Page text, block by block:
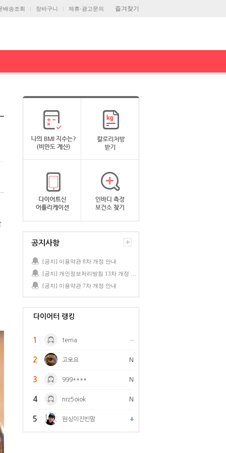
즐겨찾기
배송조회 장바구니 제휴·광고문의
공지사항
[공지] 이용약관 8차 개정 안내
[공지] 이용약관 7차 개정 안내
다이어터 랭킹
1 terria
2 고오요 N
3 999**** N
4 nrz5oiok N
5 원싱이진빈맘